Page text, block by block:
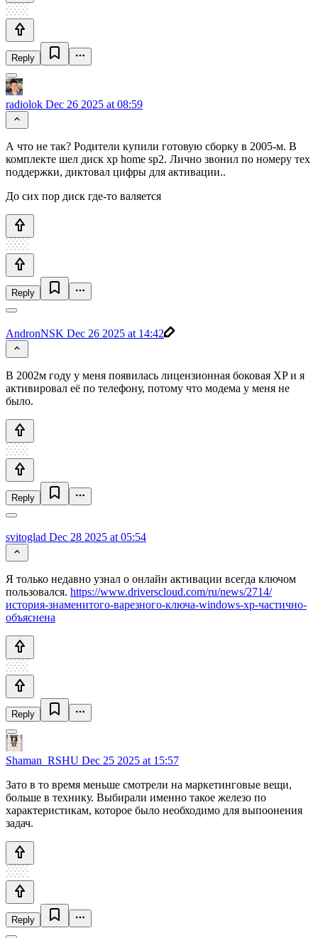
Reply
radiolok Dec 26 2025 at 08:59
А что не так? Родители купили готовую сборку в 2005-м. В
комплекте шел диск xp home sp2. Лично звонил по номеру тех
поддержки, диктовал цифры для активации..
До сих пор диск где-то валяется
Reply
AndronNSK Dec 26 2025 at 14:42
В 2002м году у меня появилась лицензионная боковая XP и я
активировал её по телефону, потому что модема у меня не
было.
Reply
svitoglad Dec 28 2025 at 05:54
Я только недавно узнал о онлайн активации всегда ключом
пользовался. https://www.driverscloud.com/ru/news/2714/
история-знаменитого-варезного-ключа-windows-xp-частично-
объяснена
Reply
Shaman_RSHU Dec 25 2025 at 15:57
Зато в то время меньше смотрели на маркетинговые вещи,
больше в технику. Выбирали именно такое железо по
характеристикам, которое было необходимо для выпоонения
задач.
Reply